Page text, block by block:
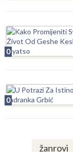
0
0
žanrovi